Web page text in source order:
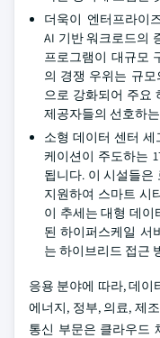
더욱이 엔터프라이
AI 기반 워크로드의
프로그램이 대규모
의 경쟁 우위는 규
으로 강화되어 주요
제공자들의 선호하
소형 데이터 센터 세
케이션이 주도하는
됩니다. 이 시설들은
지원하여 스마트 시
이 추세는 대형 데이
된 하이퍼스케일 서
는 하이브리드 접근
응용 분야에 따라, 데이
에너지, 정부, 의료, 제
통신 부문은 클라우드